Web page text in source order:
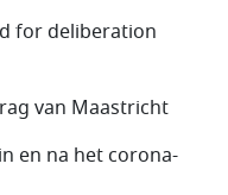
for deliberation
van Maastricht
en na het corona-